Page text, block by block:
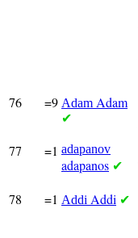
76 =9 Adam Adam
✔
77 =1 adapanov
adapanos ✔
78 =1 Addi Addi ✔